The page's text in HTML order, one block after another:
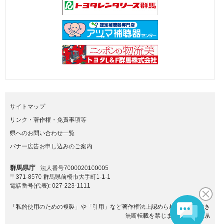
サイトマップ
リンク・著作権・免責事項等
県へのお問い合わせ一覧
バナー広告お申し込みのご案内
群馬県庁
法人番号7000020100005
〒371-8570 群馬県前橋市大手町1-1-1
電話番号(代表): 027-223-1111
「私的使用のための複製」や「引用」など著作権法上認められた場合を除き
無断転載を禁じます。(C)群馬県